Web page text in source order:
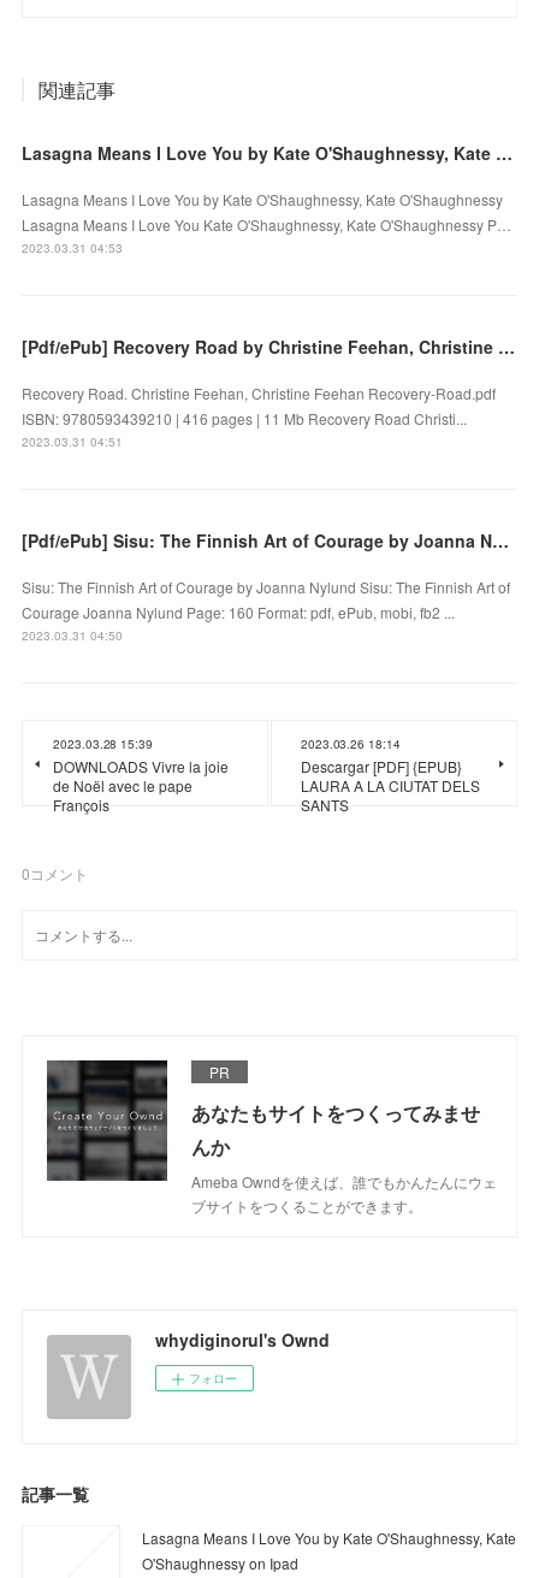
関連記事
Lasagna Means I Love You by Kate O'Shaughnessy, Kate O'Shaughnessy on Ipad
Lasagna Means I Love You by Kate O'Shaughnessy, Kate O'Shaughnessy
Lasagna Means I Love You Kate O'Shaughnessy, Kate O'Shaughnessy P…
2023.03.31 04:53
[Pdf/ePub] Recovery Road by Christine Feehan, Christine Feehan download ebook
Recovery Road. Christine Feehan, Christine Feehan Recovery-Road.pdf
ISBN: 9780593439210 | 416 pages | 11 Mb Recovery Road Christi...
2023.03.31 04:51
[Pdf/ePub] Sisu: The Finnish Art of Courage by Joanna Nylund download ebook
Sisu: The Finnish Art of Courage by Joanna Nylund Sisu: The Finnish Art of
Courage Joanna Nylund Page: 160 Format: pdf, ePub, mobi, fb2 ...
2023.03.31 04:50
2023.03.28 15:39
DOWNLOADS Vivre la joie
de Noël avec le pape
François
2023.03.26 18:14
Descargar [PDF] {EPUB}
LAURA A LA CIUTAT DELS
SANTS
0コメント
PR
あなたもサイトをつくってみませ
んか
Ameba Owndを使えば、誰でもかんたんにウェ
ブサイトをつくることができます。
whydiginorul's Ownd
フォロー
記事一覧
Lasagna Means I Love You by Kate O'Shaughnessy, Kate
O'Shaughnessy on Ipad